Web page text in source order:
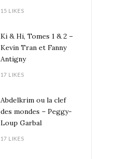
15 LIKES
Ki & Hi, Tomes 1 & 2 –
Kevin Tran et Fanny
Antigny
17 LIKES
Abdelkrim ou la clef
des mondes – Peggy-
Loup Garbal
17 LIKES